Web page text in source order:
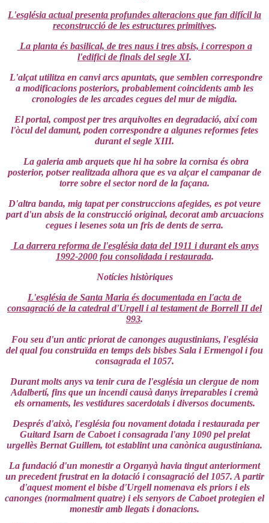
L'església actual presenta profundes alteracions que fan difícil la
reconstrucció de les estructures primitives.
La planta és basilical, de tres naus i tres absis, i correspon a
l'edifici de finals del segle XI.
L'alçat utilitza en canvi arcs apuntats, que semblen correspondre
a modificacions posteriors, probablement coincidents amb les
cronologies de les arcades cegues del mur de migdia.
El portal, compost per tres arquivoltes en degradació, així com
l'òcul del damunt, poden correspondre a algunes reformes fetes
durant el segle XIII.
La galeria amb arquets que hi ha sobre la cornisa és obra
posterior, potser realitzada alhora que es va alçar el campanar de
torre sobre el sector nord de la façana.
D'altra banda, mig tapat per construccions afegides, es pot veure
part d'un absis de la construcció original, decorat amb arcuacions
cegues i lesenes sota un fris de dents de serra.
La darrera reforma de l'església data del 1911 i durant els anys
1992-2000 fou consolidada i restaurada.
Notícies històriques
L'església de Santa Maria és documentada en l'acta de
consagració de la catedral d'Urgell i al testament de Borrell II del
993.
Fou seu d'un antic priorat de canonges augustinians, l'església
del qual fou construïda en temps dels bisbes Sala i Ermengol i fou
consagrada el 1057.
Durant molts anys va tenir cura de l'església un clergue de nom
Adalbertí, fins que un incendi causà danys irreparables i cremà
els ornaments, les vestidures sacerdotals i diversos documents.
Després d'això, l'església fou novament dotada i restaurada per
Guitard Isarn de Caboet i consagrada l'any 1090 pel prelat
urgellès Bernat Guillem, tot establint una canònica augustiniana.
La fundació d'un monestir a Organyà havia tingut anteriorment
un precedent frustrat en la dotació i consagració del 1057. A partir
d'aquest moment el bisbe d'Urgell nomenava els priors i els
canonges (normalment quatre) i els senyors de Caboet protegien el
monestir amb llegats i donacions.